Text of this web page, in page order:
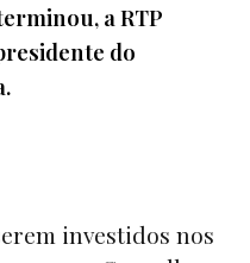
a RTP
do
investidos nos